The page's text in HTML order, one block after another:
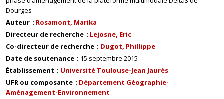
Dourges
Auteur
Rosamont, Marika
Directeur de recherche
Lejosne, Eric
Co-directeur de recherche
Dugot, Phillippe
Date de soutenance
15 septembre 2015
Établissement
Université Toulouse-Jean Jaurès
UFR ou composante
Département Géographie-
Aménagement-Environnement